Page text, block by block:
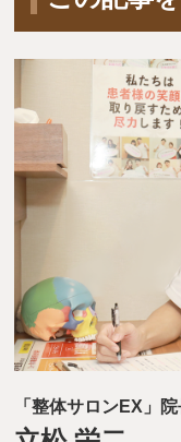
「整体サロンEX」